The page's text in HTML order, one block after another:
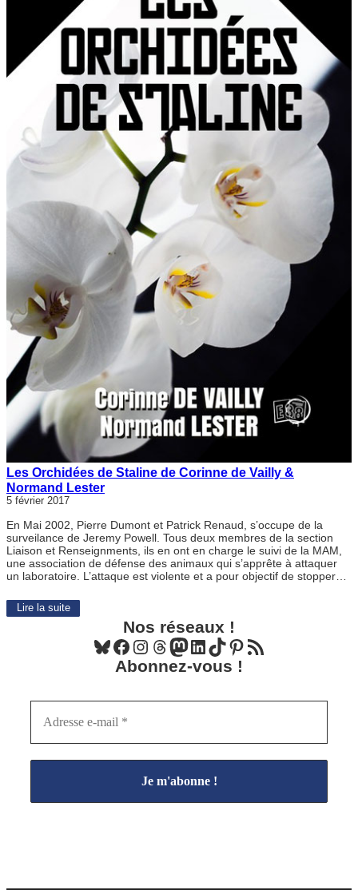
Les Orchidées de Staline de Corinne de Vailly &
Normand Lester
5 février 2017
En Mai 2002, Pierre Dumont et Patrick Renaud, s’occupe de la
surveilance de Jeremy Powell. Tous deux membres de la section
Liaison et Renseignments, ils en ont en charge le suivi de la MAM,
une association de défense des animaux qui s’apprête à attaquer
un laboratoire. L’attaque est violente et a pour objectif de stopper…
Lire la suite
Nos réseaux !
Bluesky Facebook Instagram Threads Mastodon LinkedIn TikTok Pinterest Flux RSS
Abonnez-vous !